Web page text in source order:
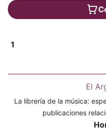
1
El
La librería de la música:
publicaciones